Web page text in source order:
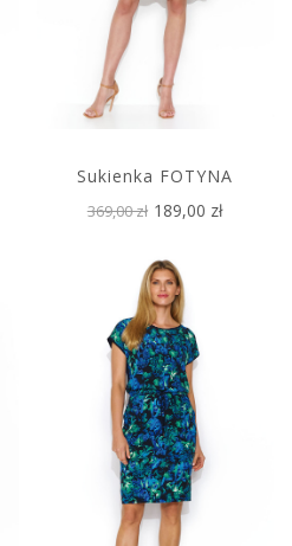
Sukienka FOTYNA
369,00 zł 189,00 zł